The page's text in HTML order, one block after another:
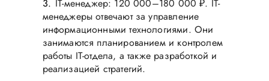
IT-менеджер: 120 000–180 000 ₽. IT-
менеджеры отвечают за управление
информационными технологиями. Они
занимаются планированием и контролем
работы IT-отдела, а также разработкой и
реализацией стратегий.